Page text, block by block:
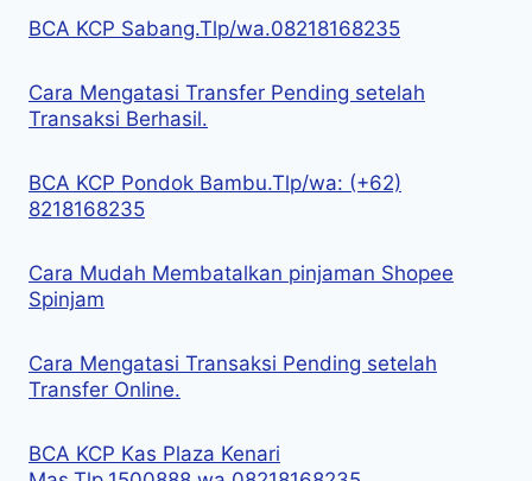
BCA KCP Sabang.Tlp/wa.08218168235
Cara Mengatasi Transfer Pending setelah
Transaksi Berhasil.
BCA KCP Pondok Bambu.Tlp/wa: (+62)
8218168235
Cara Mudah Membatalkan pinjaman Shopee
Spinjam
Cara Mengatasi Transaksi Pending setelah
Transfer Online.
BCA KCP Kas Plaza Kenari